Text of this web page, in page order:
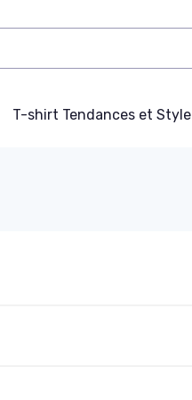
T-shirt Tendances et Style